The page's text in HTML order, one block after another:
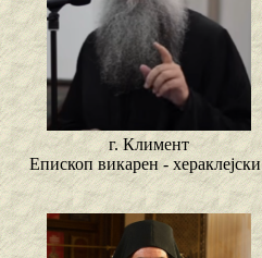
г. Климент
Епископ викарен - хераклејски